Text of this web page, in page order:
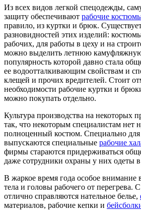
Из всех видов легкой спецодежды,
защиту обеспечивают рабочие
правило, из куртки и брюк.
разновидностей этих изделий:
рабочих, для работы в цеху и на
можно выделить летнюю
популярность которой давно стала
ее водоотталкивающим свойствам и
клещей и прочих вредителей. Стоит
необходимости рабочие куртки и
можно покупать отдельно.
Культура производства на некоторых
так, что некоторым специалистам нет
полноценный костюм. Специально для
выпускаются специальные рабочие
фирмы стараются придерживаться
даже сотрудники охраны у них одеты
В жаркое время года особое внимание
тела и головы рабочего от перегрева.
отлично справляются нательное белье,
материалов, рабочие кепки и